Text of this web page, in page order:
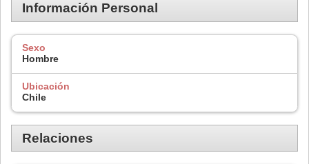
Información Personal
Sexo
Hombre
Ubicación
Chile
Relaciones